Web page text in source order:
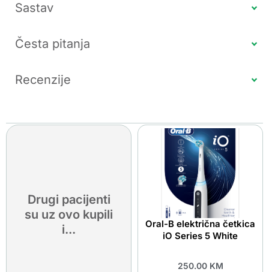
Sastav
Česta pitanja
Recenzije
Drugi pacijenti
su uz ovo kupili
i...
Oral-B električna četkica
iO Series 5 White
250.00 KM